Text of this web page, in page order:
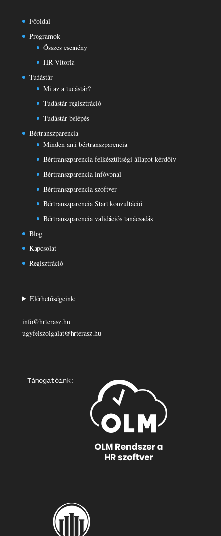
Főoldal
Programok
Összes esemény
HR Vitorla
Tudástár
Mi az a tudástár?
Tudástár regisztráció
Tudástár belépés
Bértranszparencia
Minden ami bértranszparencia
Bértranszparencia felkészültségi állapot kérdőív
Bértranszparencia infóvonal
Bértranszparencia szoftver
Bértranszparencia Start konzultáció
Bértranszparencia validációs tanácsadás
Blog
Kapcsolat
Regisztráció
Elérhetőségeink:
info@hrterasz.hu
ugyfelszolgalat@hrterasz.hu
Támogatóink: